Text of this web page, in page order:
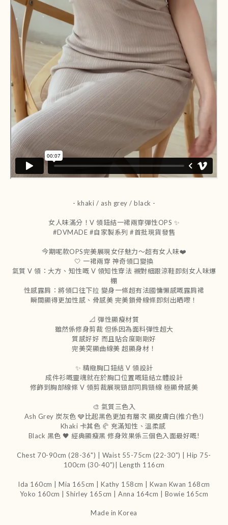
- khaki / ash grey / black -
女人味滿分！V 領鈕結一裙兩穿彈性OPS ✨
#DVMADE #自家製系列 #首批現貨發售
今期呢款OPS完美展現女仔魅力～超有女人味❤️
🤍 一裙兩穿 神奇領口變換
氣質 V 領：大方、知性嘅 V 領知性穿法 襯對細跟涼鞋即刻女人味爆
棚
性感露肩：將領口往下拉 變身一條超有法國慵懶感嘅露肩裙
瞬間顯得更加性感、骨感美 完美鎖骨線條即刻出晒嚟！
📐 彈性顯瘦材質
雖然係修身剪裁 但係因為面料彈性超大
質感好好 而且貼合度剛剛好
完美突顯曲線美 超顯身材！
✨ 精緻胸口鈕結 V 領設計
成件衫嘅靈魂就在於胸口位置嘅鈕結立體設計
修飾到胸部線條 V 領剪裁展現頸部同肩頸線 極顯骨感美
🎨 氣質三色入
Ash Grey 炭灰色 🩶比起黑色更加有層次 顯皮膚白(推介色!)
Khaki 卡其色 🥐 充滿知性、溫柔感
Black 黑色 🖤 經典顯瘦黑 修身效果係三個色入面最好嘅!
Chest 70-90cm (28-36") | Waist 55-75cm (22-30") | Hip 75-
100cm (30-40")| Length 116cm
Ida 160cm | Mia 165cm | Kathy 158cm |Kwan Kwan 168cm
Yoko 160cm | Shirley 165cm
| Anna 164cm | Bowie 165cm
Made in Korea